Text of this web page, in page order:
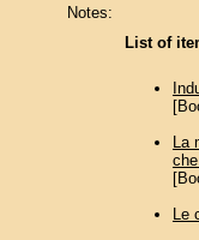
Notes:
List of
La
Le